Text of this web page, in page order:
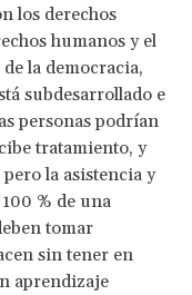
los derechos
humanos y el
la democracia,
subdesarrollado e
personas podrían
tratamiento, y
la asistencia y
% de una
tomar
sin tener en
aprendizaje